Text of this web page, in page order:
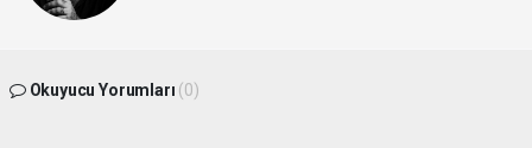
Okuyucu Yorumları (0)